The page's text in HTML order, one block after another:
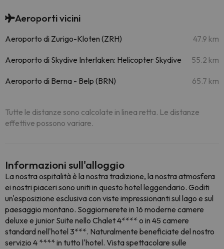
Aeroporti vicini
Aeroporto di Zurigo-Kloten (ZRH) 47.9 km
Aeroporto di Skydive Interlaken: Helicopter Skydive 55.2 km
Aeroporto di Berna - Belp (BRN) 65.7 km
Tutte le distanze sono calcolate in linea retta. Le distanze
effettive possono variare.
Informazioni sull'alloggio
La nostra ospitalità è la nostra tradizione, la nostra atmosfera
ei nostri piaceri sono uniti in questo hotel leggendario. Goditi
un'esposizione esclusiva con viste impressionanti sul lago e sul
paesaggio montano. Soggiornerete in 16 moderne camere
deluxe e junior Suite nello Chalet 4**** o in 45 camere
standard nell'hotel 3***. Naturalmente beneficiate del nostro
servizio 4 **** in tutto l'hotel. Vista spettacolare sulle